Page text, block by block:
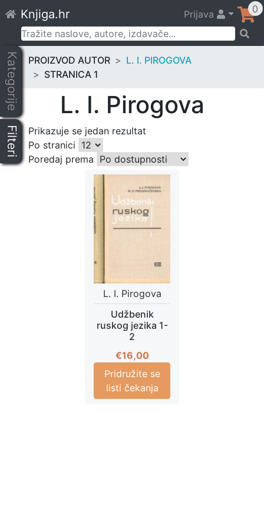
to
content
Knjiga.hr Prijava 0
Pretraži:
Kategorije
Filteri
PROIZVOD AUTOR
L. I. PIROGOVA
STRANICA 1
L. I. Pirogova
Prikazuje se jedan rezultat
Po stranici
Poredaj prema
L. I. Pirogova
Udžbenik
ruskog jezika 1-
2
€16,00
Pridružite se
listi čekanja